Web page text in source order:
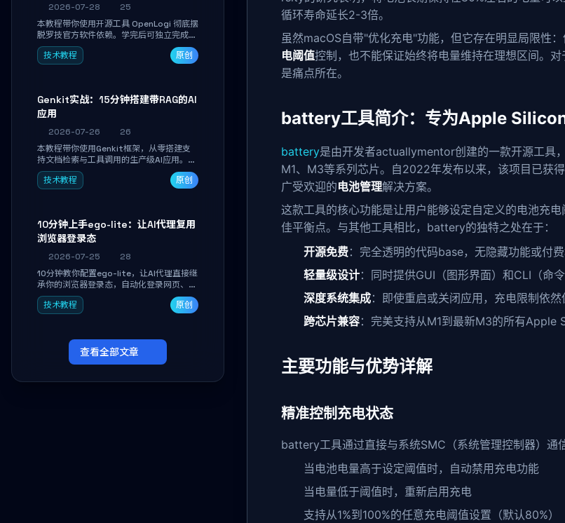
2026-07-28
25
本教程带你使用开源工具 OpenLogi 彻底摆
脱罗技官方软件依赖。学完后可独立完成设
备识别、按键重映射、DPI曲线配置与
SmartShift调节，实现完全离线控制，保
技术教程 原创
Genkit实战：15分钟搭建带RAG的AI
应用
2026-07-26
26
本教程带你使用Genkit框架，从零搭建支
持文档检索与工具调用的生产级AI应用。通
过环境配置、核心代码编写与调试避坑指
南，学完即可掌握多模型切换、RAG管道构
技术教程 原创
10分钟上手ego-lite：让AI代理复用
浏览器登录态
2026-07-25
28
10分钟教你配置ego-lite，让AI代理直接继
承你的浏览器登录态，自动化登录网页、抓
取数据，无需分享密码，多任务并行不干扰
日常使用。
技术教程 原创
查看全部文章
循环寿命延长2-3倍。
虽然macOS自带"优化充电"功能，但它存在明显局限性
电阈值控制，也不能保证始终将电量维持在理想区间。
是痛点所在。
battery工具简介：专为Apple
battery是由开发者actuallymentor创建的一款开源工具
M1、M3等系列芯片。自2022年发布以来，该项目已
广受欢迎的电池管理解决方案。
这款工具的核心功能是让用户能够设定自定义的电池充
佳平衡点。与其他工具相比，battery的独特之处在于：
开源免费：完全透明的代码base，无隐藏功能或付
轻量级设计：同时提供GUI（图形界面）和CLI（命
深度系统集成：即使重启或关闭应用，充电限制依
跨芯片兼容：完美支持从M1到最新M3的所有Apple
主要功能与优势详解
精准控制充电状态
battery工具通过直接与系统SMC（系统管理控制器）通
当电池电量高于设定阈值时，自动禁用充电功能
当电量低于阈值时，重新启用充电
支持从1%到100%的任意充电阈值设置（默认80%）